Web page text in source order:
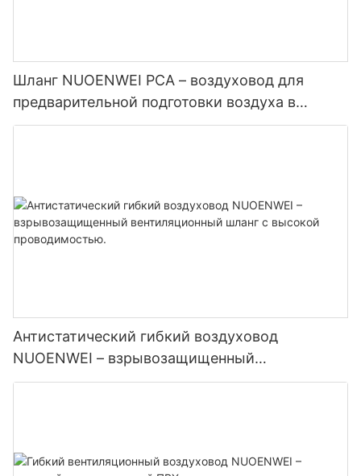
Шланг NUOENWEI PCA – воздуховод для
предварительной подготовки воздуха в
самолетах, предназначенный для наземного
Антистатический гибкий воздуховод
NUOENWEI – взрывозащищенный
вентиляционный шланг с высокой